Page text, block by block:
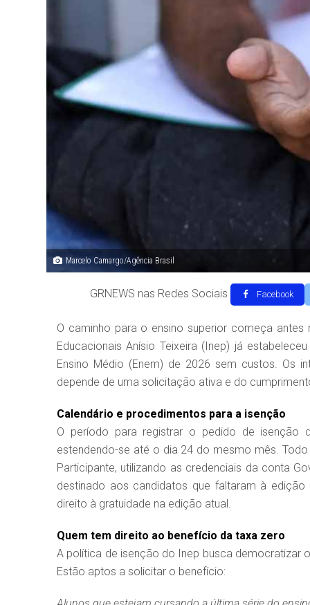
Marcelo Camargo/Agência Brasil
GRNEWS nas Redes Sociais Facebook
O caminho para o ensino superior começa
Educacionais Anísio Teixeira (Inep) já
Ensino Médio (Enem) de 2026 sem custos. Os
depende de uma solicitação ativa e do
Calendário e procedimentos para a isenção
O período para registrar o pedido de isenção
estendendo-se até o dia 24 do mesmo mês.
Participante, utilizando as credenciais da conta
destinado aos candidatos que faltaram à
direito à gratuidade na edição atual.
Quem tem direito ao benefício da taxa zero
A política de isenção do Inep busca democratizar
Estão aptos a solicitar o benefício: